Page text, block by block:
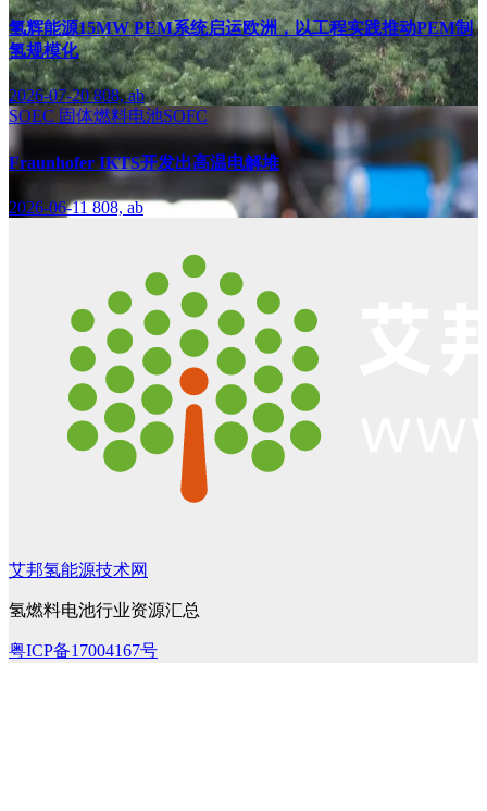
氢辉能源15MW PEM系统启运欧洲，以工程实践推动PEM制
氢规模化
2026-07-20808, ab
SOEC 固体燃料电池SOFC
Fraunhofer IKTS开发出高温电解堆
2026-06-11808, ab
艾邦氢能源技术网
氢燃料电池行业资源汇总
粤ICP备17004167号